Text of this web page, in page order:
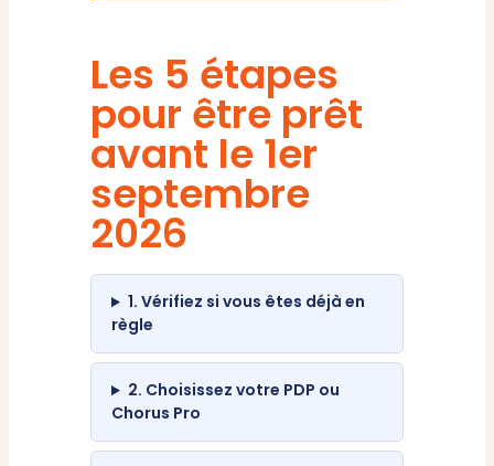
Les 5 étapes
pour être prêt
avant le 1er
septembre
2026
1. Vérifiez si vous êtes déjà en
règle
2. Choisissez votre PDP ou
Chorus Pro